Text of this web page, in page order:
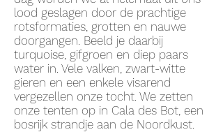
lood geslagen door de prachtige
rotsformaties, grotten en nauwe
doorgangen. Beeld je daarbij
turquoise, gifgroen en diep paars
water in. Vele valken, zwart-witte
gieren en een enkele visarend
vergezellen onze tocht. We zetten
onze tenten op in Cala des Bot, een
bosrijk strandje aan de Noordkust.